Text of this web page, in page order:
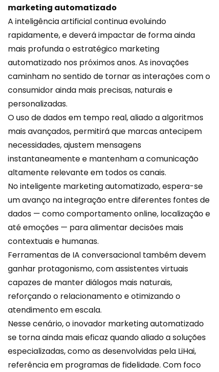
marketing automatizado
A inteligência artificial continua evoluindo
rapidamente, e deverá impactar de forma ainda
mais profunda o estratégico marketing
automatizado nos próximos anos. As inovações
caminham no sentido de tornar as interações com o
consumidor ainda mais precisas, naturais e
personalizadas.
O uso de dados em tempo real, aliado a algoritmos
mais avançados, permitirá que marcas antecipem
necessidades, ajustem mensagens
instantaneamente e mantenham a comunicação
altamente relevante em todos os canais.
No inteligente marketing automatizado, espera-se
um avanço na integração entre diferentes fontes de
dados — como comportamento online, localização e
até emoções — para alimentar decisões mais
contextuais e humanas.
Ferramentas de IA conversacional também devem
ganhar protagonismo, com assistentes virtuais
capazes de manter diálogos mais naturais,
reforçando o relacionamento e otimizando o
atendimento em escala.
Nesse cenário, o inovador marketing automatizado
se torna ainda mais eficaz quando aliado a soluções
especializadas, como as desenvolvidas pela LiHai,
referência em programas de fidelidade. Com foco